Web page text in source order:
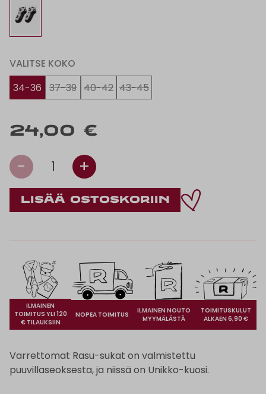
VALITSE KOKO
34-36
37-39 40-42 43-45
24,00 €
- 1 +
ILMAINEN
TOIMITUS YLI 120
€ TILAUKSIIN
NOPEA TOIMITUS
ILMAINEN NOUTO
MYYMÄLÄSTÄ
TOIMITUSKULUT
ALKAEN 6,90 €
Varrettomat Rasu-sukat on valmistettu
puuvillaseoksesta, ja niissä on Unikko-kuosi.